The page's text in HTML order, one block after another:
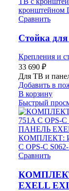
Сравнить
Стойка
Крепления и
33 690 ₽
Для ТВ и
Добавить в
В корзину
Быстрый
Сравнить
EXELL